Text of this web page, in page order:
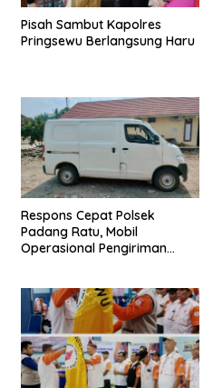
Pisah Sambut Kapolres
Pringsewu Berlangsung Haru
Respons Cepat Polsek
Padang Ratu, Mobil
Operasional Pengiriman
Kurang dari 30 Menit